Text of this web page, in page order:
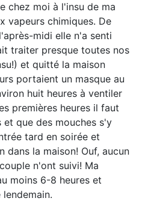
chez moi à l'insu de ma
vapeurs chimiques. De
midi elle n'a senti
traiter presque toutes nos
et quitté la maison
portaient un masque au
huit heures à ventiler
premières heures il faut
que des mouches s'y
tard en soirée et
la maison! Ouf, aucun
n'ont suivi! Ma
moins 6-8 heures et